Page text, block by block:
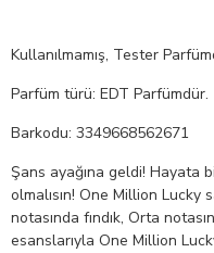
Kullanılmamış, Tester
Parfüm türü: EDT Parfümdür.
Barkodu: 3349668562671
Şans ayağına geldi! Hayata
olmalısın! One Million
notasında fındık, Orta
esanslarıyla One Million